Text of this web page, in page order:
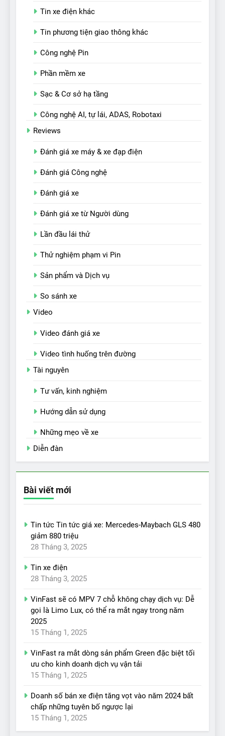
Tin xe điện khác
Tin phương tiện giao thông khác
Công nghệ Pin
Phần mềm xe
Sạc & Cơ sở hạ tầng
Công nghệ AI, tự lái, ADAS, Robotaxi
Reviews
Đánh giá xe máy & xe đạp điện
Đánh giá Công nghệ
Đánh giá xe
Đánh giá xe từ Người dùng
Lần đầu lái thử
Thử nghiệm phạm vi Pin
Sản phẩm và Dịch vụ
So sánh xe
Video
Video đánh giá xe
Video tình huống trên đường
Tài nguyên
Tư vấn, kinh nghiệm
Hướng dẫn sử dụng
Những mẹo về xe
Diễn đàn
Bài viết mới
Tin tức Tin tức giá xe: Mercedes-Maybach GLS 480
giảm 880 triệu
28 Tháng 3, 2025
Tin xe điện
28 Tháng 3, 2025
VinFast sẽ có MPV 7 chỗ không chạy dịch vụ: Dễ
gọi là Limo Lux, có thể ra mắt ngay trong năm
2025
15 Tháng 1, 2025
VinFast ra mắt dòng sản phẩm Green đặc biệt tối
ưu cho kinh doanh dịch vụ vận tải
15 Tháng 1, 2025
Doanh số bán xe điện tăng vọt vào năm 2024 bất
chấp những tuyên bố ngược lại
15 Tháng 1, 2025